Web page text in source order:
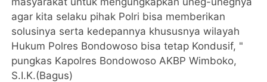
agar kita selaku pihak Polri bisa memberikan
solusinya serta kedepannya khususnya wilayah
Hukum Polres Bondowoso bisa tetap Kondusif, "
pungkas Kapolres Bondowoso AKBP Wimboko,
S.I.K.(Bagus)